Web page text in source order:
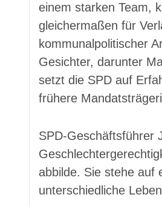
einem starken Team,
gleichermaßen für
kommunalpolitischer
Gesichter, darunter
setzt die SPD auf
frühere
SPD-Geschäftsführer
abbilde. Sie stehe auf
unterschiedliche